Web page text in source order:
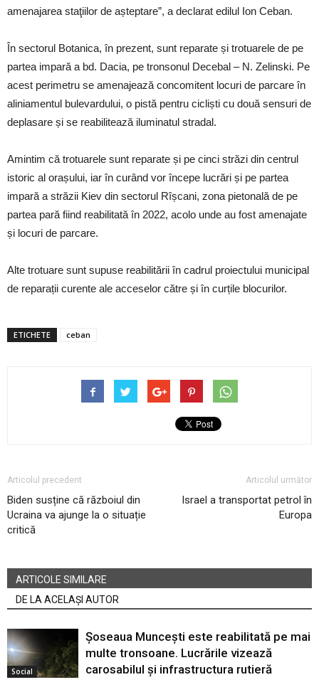
amenajarea staţiilor de așteptare”, a declarat edilul Ion Ceban.
În sectorul Botanica, în prezent, sunt reparate și trotuarele de pe
partea impară a bd. Dacia, pe tronsonul Decebal – N. Zelinski. Pe
acest perimetru se amenajează concomitent locuri de parcare în
aliniamentul bulevardului, o pistă pentru cicliști cu două sensuri de
deplasare și se reabilitează iluminatul stradal.
Amintim că trotuarele sunt reparate și pe cinci străzi din centrul
istoric al orașului, iar în curând vor începe lucrări și pe partea
impară a străzii Kiev din sectorul Rîșcani, zona pietonală de pe
partea pară fiind reabilitată în 2022, acolo unde au fost amenajate
și locuri de parcare.
Alte trotuare sunt supuse reabilitării în cadrul proiectului municipal
de reparații curente ale acceselor către și în curțile blocurilor.
ETICHETE ceban
Articolul precedent
Biden susține că războiul din
Ucraina va ajunge la o situație
critică
Articolul următor
Israel a transportat petrol în
Europa
ARTICOLE SIMILARE
DE LA ACELAȘI AUTOR
Social
Șoseaua Muncești este reabilitată pe mai
multe tronsoane. Lucrările vizează
carosabilul și infrastructura rutieră